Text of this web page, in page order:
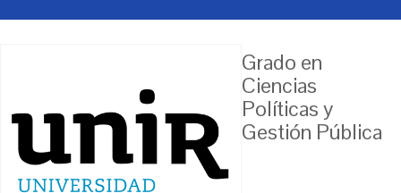
Grado en
Ciencias
Políticas y
Gestión Pública